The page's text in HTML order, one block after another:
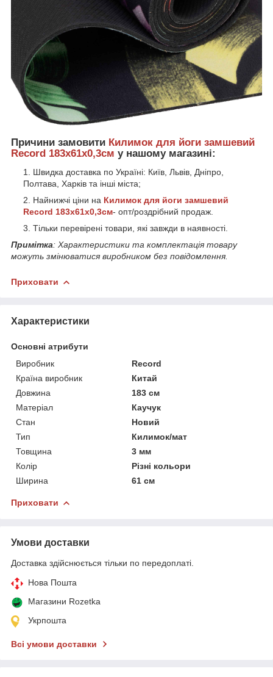
Причини замовити Килимок для йоги замшевий
Record 183x61x0,3см у нашому магазині:
Швидка доставка по Україні: Київ, Львів, Дніпро,
Полтава, Харків та інші міста;
Найнижчі ціни на Килимок для йоги замшевий
Record 183x61x0,3см- опт/роздрібний продаж.
Тільки перевірені товари, які завжди в наявності.
Примітка: Характеристики та комплектація товару
можуть змінюватися виробником без повідомлення.
Приховати
Характеристики
Основні атрибути
Виробник
Record
Країна виробник
Китай
Довжина
183 см
Матеріал
Каучук
Стан
Новий
Тип
Килимок/мат
Товщина
3 мм
Колір
Різні кольори
Ширина
61 см
Приховати
Умови доставки
Доставка здійснюється тільки по передоплаті.
Нова Пошта
Магазини Rozetka
Укрпошта
Всі умови доставки